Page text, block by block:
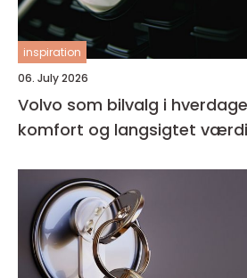
inspiration
06. July 2026
Volvo som bilvalg i
komfort og langsigtet værdi